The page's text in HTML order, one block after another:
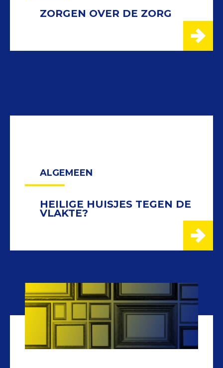
ZORGEN OVER DE ZORG
ALGEMEEN
HEILIGE HUISJES TEGEN DE
VLAKTE?